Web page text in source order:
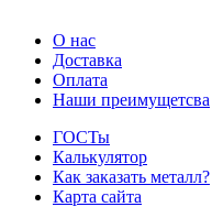
О нас
Доставка
Оплата
Наши преимущетсва
ГОСТы
Калькулятор
Как заказать металл?
Карта сайта